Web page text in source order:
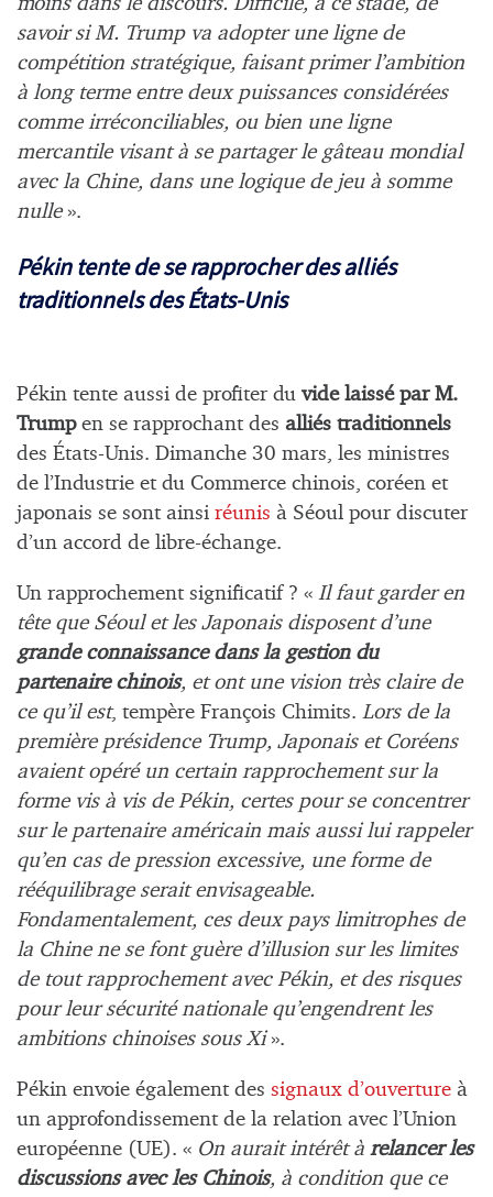
moins dans le discours. Difficile, à ce stade, de
savoir si M. Trump va adopter une ligne de
compétition stratégique, faisant primer l’ambition
à long terme entre deux puissances considérées
comme irréconciliables, ou bien une ligne
mercantile visant à se partager le gâteau mondial
avec la Chine, dans une logique de jeu à somme
nulle».
Pékin tente de se rapprocher des alliés
traditionnels des États-Unis
Pékin tente aussi de profiter du vide laissé par M.
Trumpen se rapprochant des alliés traditionnels
des États-Unis. Dimanche 30 mars, les ministres
de l’Industrie et du Commerce chinois, coréen et
japonais se sont ainsi réunis à Séoul pour discuter
d’un accord de libre-échange.
Un rapprochement significatif ? « Il faut garder en
tête que Séoul et les Japonais disposent d’une
grande connaissance dans la gestion du
partenaire chinois, et ont une vision très claire de
ce qu’il est, tempère François Chimits. Lors de la
première présidence Trump, Japonais et Coréens
avaient opéré un certain rapprochement sur la
forme vis à vis de Pékin, certes pour se concentrer
sur le partenaire américain mais aussi lui rappeler
qu’en cas de pression excessive, une forme de
rééquilibrage serait envisageable.
Fondamentalement, ces deux pays limitrophes de
la Chine ne se font guère d’illusion sur les limites
de tout rapprochement avec Pékin, et des risques
pour leur sécurité nationale qu’engendrent les
ambitions chinoises sous Xi».
Pékin envoie également des signaux d’ouverture à
un approfondissement de la relation avec l’Union
européenne (UE). « On aurait intérêt à relancer les
discussions avec les Chinois, à condition que ce